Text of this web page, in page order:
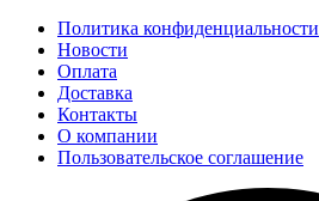
Политика конфиденциальности
Новости
Оплата
Доставка
Контакты
О компании
Пользовательское соглашение